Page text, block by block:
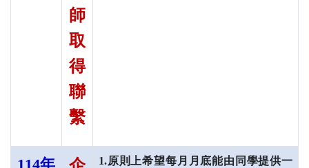
師
取
得
聯
繫
114年
1.原則上希望每月月底能由同學提供一